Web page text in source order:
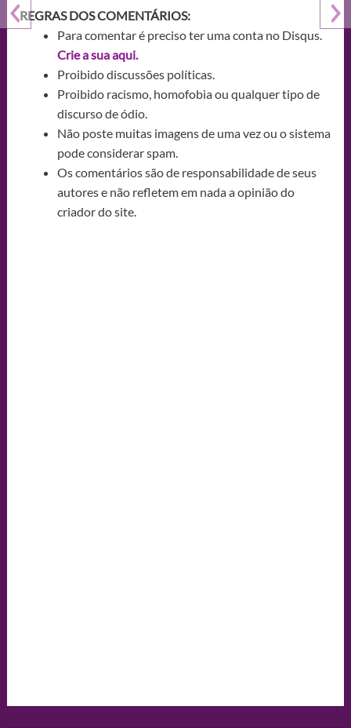
REGRAS DOS COMENTÁRIOS:
Para comentar é preciso ter uma conta no Disqus.
Crie a sua aqui.
Proibido discussões políticas.
Proibido racismo, homofobia ou qualquer tipo de
discurso de ódio.
Não poste muitas imagens de uma vez ou o sistema
pode considerar spam.
Os comentários são de responsabilidade de seus
autores e não refletem em nada a opinião do
criador do site.